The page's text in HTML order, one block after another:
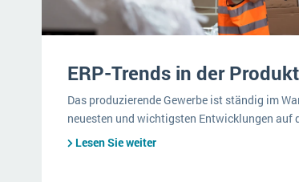
ERP-Trends in der
Das produzierende Gewerbe ist ständig im
neuesten und wichtigsten Entwicklungen auf
Lesen Sie weiter